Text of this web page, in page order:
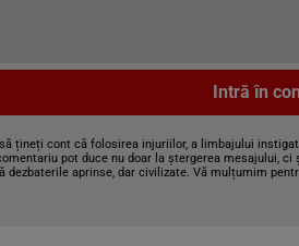
Intră în
țineți cont că folosirea injuriilor, a limbajului
pot duce nu doar la ștergerea mesajului,
dezbaterile aprinse, dar civilizate. Vă mulțumim